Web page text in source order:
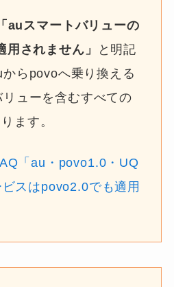
「auスマートバリューの
されません」
と明記
らpovoへ乗り換える
ューを含むすべての
ます。
「au・povo1.0・UQ
スはpovo2.0でも適用